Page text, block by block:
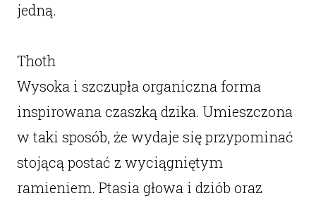
jedną.
Thoth
Wysoka i szczupła organiczna forma
inspirowana czaszką dzika. Umieszczona
w taki sposób, że wydaje się przypominać
stojącą postać z wyciągniętym
ramieniem. Ptasia głowa i dziób oraz